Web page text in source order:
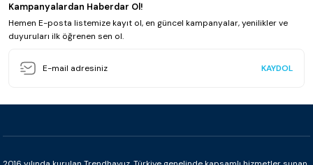
Kampanyalardan Haberdar Ol!
Hemen E-posta listemize kayıt ol, en güncel kampanyalar, yenilikler ve
duyuruları ilk öğrenen sen ol.
KAYDOL